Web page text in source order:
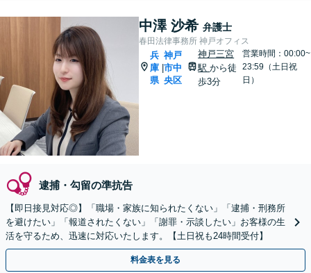
中澤 沙希 弁護士
春田法律事務所 神戸オフィス
兵
庫
県
神戸
市中
央区
神戸三宮
駅から徒
歩3分
営業時間：00:00~
23:59（土日祝
日）
逮捕・勾留の準抗告
【即日接見対応◎】「職場・家族に知られたくない」「逮捕・刑務所
を避けたい」「報道されたくない」「謝罪・示談したい」お客様の生
活を守るため、迅速に対応いたします。【土日祝も24時間受付】
料金表を見る